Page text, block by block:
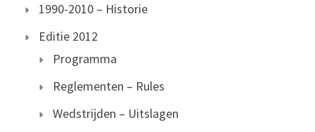
1990-2010 – Historie
Editie 2012
Programma
Reglementen – Rules
Wedstrijden – Uitslagen